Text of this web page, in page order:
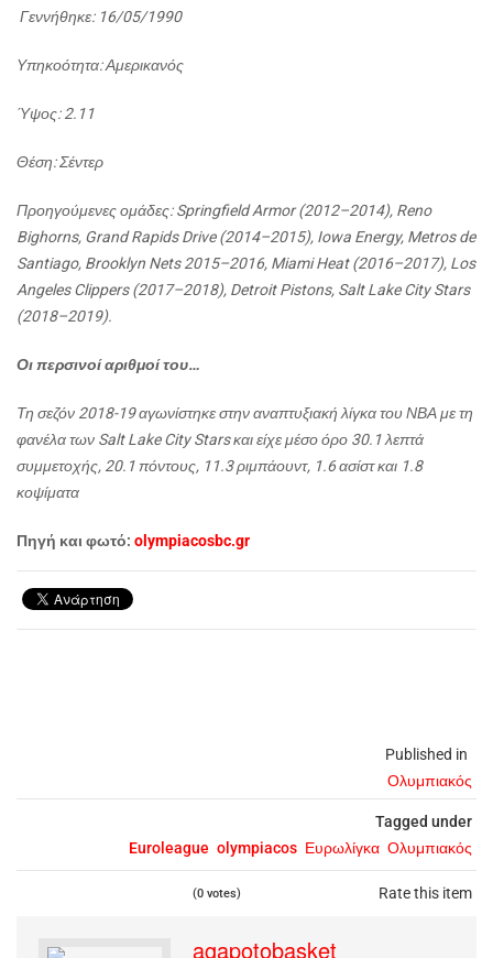
Published in
Ολυμπιακός
Tagged under
Euroleague olympiacos Ευρωλίγκα Ολυμπιακός
Rate this item
(0 votes)
Γεννήθηκε: 16/05/1990
Υπηκοότητα:Αμερικανός
Ύψος: 2.11
Θέση:Σέντερ
Προηγούμενεςομάδες: Springfield Armor (2012–2014), Reno
Bighorns, Grand Rapids Drive (2014–2015), Iowa Energy, Metros de
Santiago, Brooklyn Nets 2015–2016, Miami Heat (2016–2017), Los
Angeles Clippers (2017–2018), Detroit Pistons, Salt Lake City Stars
(2018–2019).
Οι περσινοί αριθμοί του…
Τη σεζόν 2018-19 αγωνίστηκε στην αναπτυξιακή λίγκα του ΝΒΑ με τη
φανέλα των Salt Lake City Stars και είχε μέσο όρο 30.1 λεπτά
συμμετοχής, 20.1 πόντους, 11.3 ριμπάουντ, 1.6 ασίστ και 1.8
κοψίματα
Πηγή και φωτό: olympiacosbc.gr
agapotobasket